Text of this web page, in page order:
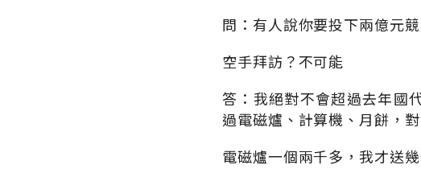
問：有人說你要投下兩億元
空手拜訪？不可能
答：我絕對不會超過去年國
過電磁爐、計算機、月餅，
電磁爐一個兩千多，我才送